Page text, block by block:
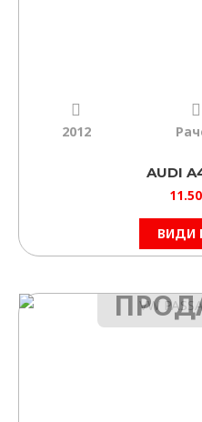
2012
AUDI
ВИДИ